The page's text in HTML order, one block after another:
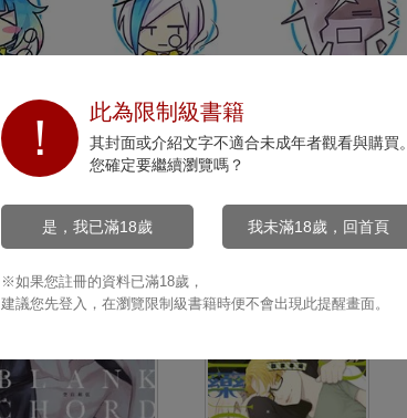
沉默
0
此為限制級書籍
其封面或介紹文字不適合未成年者觀看與購買。
您確定要繼續瀏覽嗎？
是，我已滿18歲 我未滿18歲，回首頁
※如果您註冊的資料已滿18歲，
建議您先登入，在瀏覽限制級書籍時便不會出現此提醒畫面。